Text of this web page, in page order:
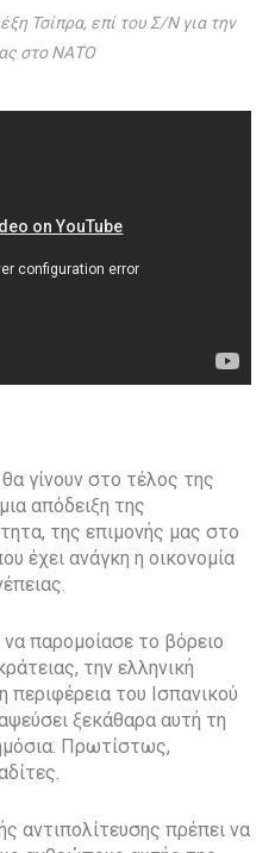
Τσίπρα, επί του Σ/Ν για την
στο ΝΑΤΟ
γίνουν στο τέλος της
απόδειξη της
της επιμονής μας στο
έχει ανάγκη η οικονομία
παρομοίασε το βόρειο
την ελληνική
περιφέρεια του Ισπανικού
ξεκάθαρα αυτή τη
Πρωτίστως,
αντιπολίτευσης πρέπει να